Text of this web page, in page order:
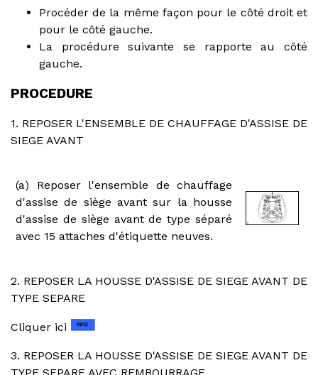
Procéder de la même façon pour le côté droit et
pour le côté gauche.
La procédure suivante se rapporte au côté
gauche.
PROCEDURE
1. REPOSER L'ENSEMBLE DE CHAUFFAGE D'ASSISE DE
SIEGE AVANT
(a) Reposer l'ensemble de chauffage
d'assise de siège avant sur la housse
d'assise de siège avant de type séparé
avec 15 attaches d'étiquette neuves.
2. REPOSER LA HOUSSE D'ASSISE DE SIEGE AVANT DE
TYPE SEPARE
Cliquer ici
3. REPOSER LA HOUSSE D'ASSISE DE SIEGE AVANT DE